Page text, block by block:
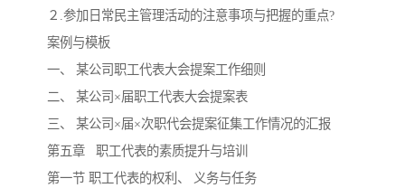
２.参加日常民主管理活动的注意事项与把握的重点?
案例与模板
一、 某公司职工代表大会提案工作细则
二、 某公司×届职工代表大会提案表
三、 某公司×届×次职代会提案征集工作情况的汇报
第五章 职工代表的素质提升与培训
第一节 职工代表的权利、 义务与任务